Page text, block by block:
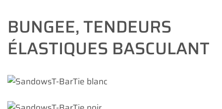
BUNGEE, TENDEURS
ÉLASTIQUES BASCULANT